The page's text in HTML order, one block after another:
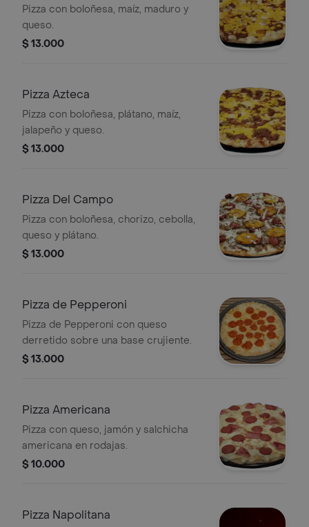
Pizza con boloñesa, maíz, maduro y
queso.
$ 13.000
Pizza Azteca
Pizza con boloñesa, plátano, maíz,
jalapeño y queso.
$ 13.000
Pizza Del Campo
Pizza con boloñesa, chorizo, cebolla,
queso y plátano.
$ 13.000
Pizza de Pepperoni
Pizza de Pepperoni con queso
derretido sobre una base crujiente.
$ 13.000
Pizza Americana
Pizza con queso, jamón y salchicha
americana en rodajas.
$ 10.000
Pizza Napolitana